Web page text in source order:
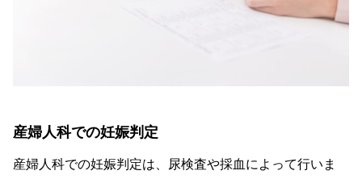
産婦人科での妊娠判定
産婦人科での妊娠判定は、尿検査や採血によって行いま